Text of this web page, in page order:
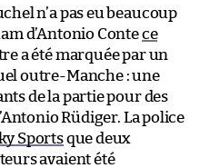
n’a pas eu beaucoup
d’Antonio Contece
a été marquée par un
outre-Manche : une
de la partie pour des
Rüdiger. La police
Sportsque deux
avaient été